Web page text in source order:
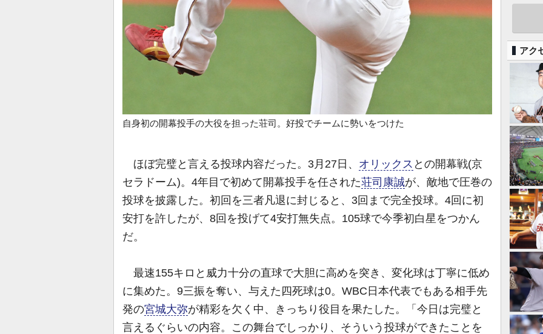
自身初の開幕投手の大役を担った荘司。好投でチームに勢いをつけた
ほぼ完璧と言える投球内容だった。3月27日、 オリックス との開幕戦(京
セラドーム)。4年目で初めて開幕投手を任された荘司康誠が、敵地で圧巻の
投球を披露した。初回を三者凡退に封じると、3回まで完全投球。4回に初
安打を許したが、8回を投げて4安打無失点。105球で今季初白星をつかん
だ。
最速155キロと威力十分の直球で大胆に高めを突き、変化球は丁寧に低め
に集めた。9三振を奪い、与えた四死球は0。WBC日本代表でもある相手先
発の宮城大弥が精彩を欠く中、きっちり役目を果たした。「今日は完璧と
言えるぐらいの内容。この舞台でしっかり、そういう投球ができたことを
アク